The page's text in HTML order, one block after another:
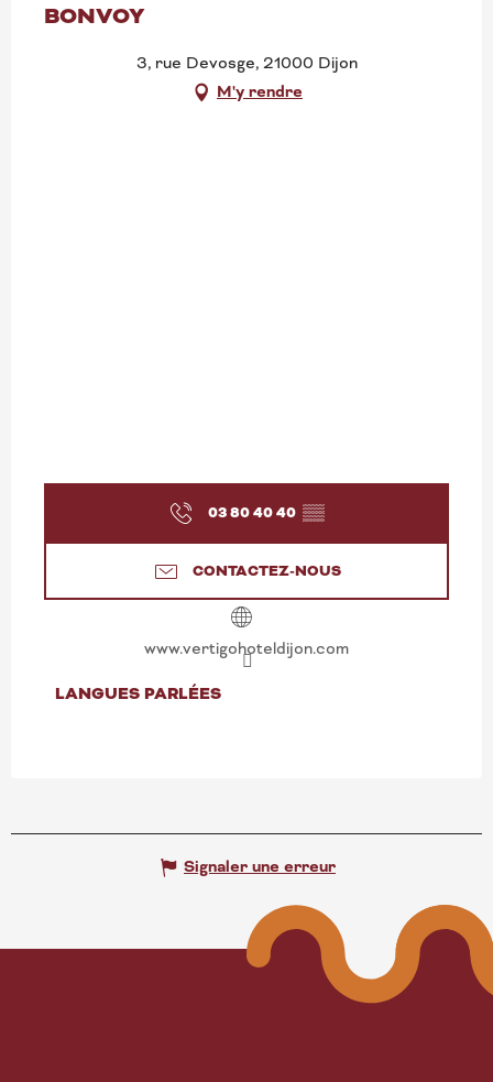
BONVOY
3, rue Devosge, 21000 Dijon
M'y rendre
03 80 40 40 ▒▒
CONTACTEZ-NOUS
www.vertigohoteldijon.com
LANGUES PARLÉES
LANGUES PARLÉES
Signaler une erreur